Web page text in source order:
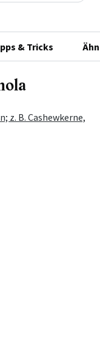
& Tricks
z. B. Cashewkerne,